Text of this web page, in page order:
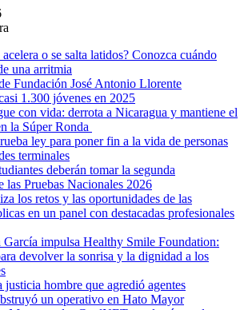
acelera o se salta latidos? Conozca cuándo
una arritmia
Fundación José Antonio Llorente
1.300 jóvenes en 2025
con vida: derrota a Nicaragua y mantiene el
la Súper Ronda
ley para poner fin a la vida de personas
terminales
deberán tomar la segunda
las Pruebas Nacionales 2026
los retos y las oportunidades de las
en un panel con destacadas profesionales
impulsa Healthy Smile Foundation:
devolver la sonrisa y la dignidad a los
hombre que agredió agentes
un operativo en Hato Mayor